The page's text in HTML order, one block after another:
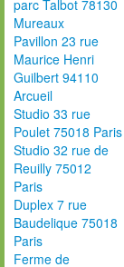
parc Talbot 78130
Mureaux
Pavillon 23 rue
Maurice Henri
Guilbert 94110
Arcueil
Studio 33 rue
Poulet 75018 Paris
Studio 32 rue de
Reuilly 75012
Paris
Duplex 7 rue
Baudelique 75018
Paris
Ferme de